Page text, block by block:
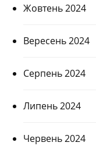
Жовтень 2024
Вересень 2024
Серпень 2024
Липень 2024
Червень 2024